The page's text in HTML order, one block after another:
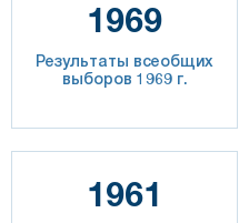
1969
Результаты всеобщих
выборов 1969 г.
1961